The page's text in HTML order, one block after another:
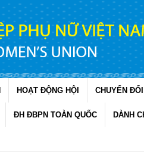
HOẠT ĐỘNG HỘI CHUYỂN
ĐH ĐBPN TOÀN QUỐC DÀNH